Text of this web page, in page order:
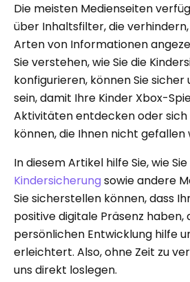
Die meisten Medienseiten
über Inhaltsfilter, die
Arten von Informationen
Sie verstehen, wie Sie die
konfigurieren, können Sie
sein, damit Ihre Kinder Xbox-
Aktivitäten entdecken oder
können, die Ihnen nicht gefallen
In diesem Artikel hilfe Sie, wie
Kindersicherung sowie andere
Sie sicherstellen können, dass
positive digitale Präsenz haben,
persönlichen Entwicklung hilfe
erleichtert. Also, ohne Zeit zu
uns direkt loslegen.